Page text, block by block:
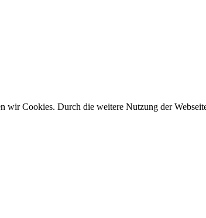
Cookies. Durch die weitere Nutzung der